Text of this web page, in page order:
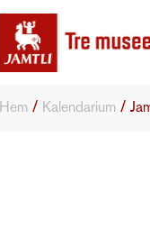
Hem / Kalendarium /